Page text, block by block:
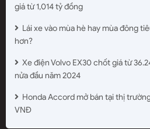
giá từ 1,014 tỷ đồng
Lái xe vào mùa hè hay mùa đông
hơn?
Xe điện Volvo EX30 chốt giá từ
nửa đầu năm 2024
Honda Accord mở bán tại thị
VNĐ